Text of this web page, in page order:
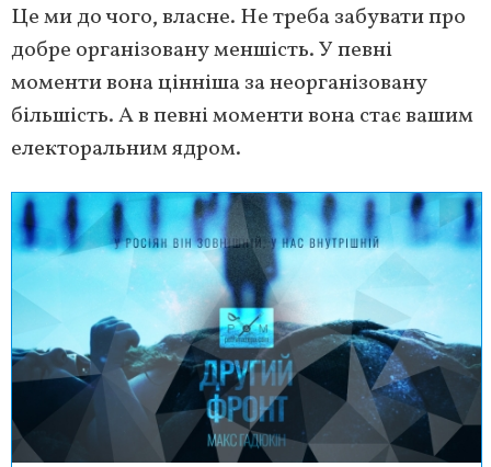
Це ми до чого, власне. Не треба забувати про
добре організовану меншість. У певні
моменти вона цінніша за неорганізовану
більшість. А в певні моменти вона стає вашим
електоральним ядром.